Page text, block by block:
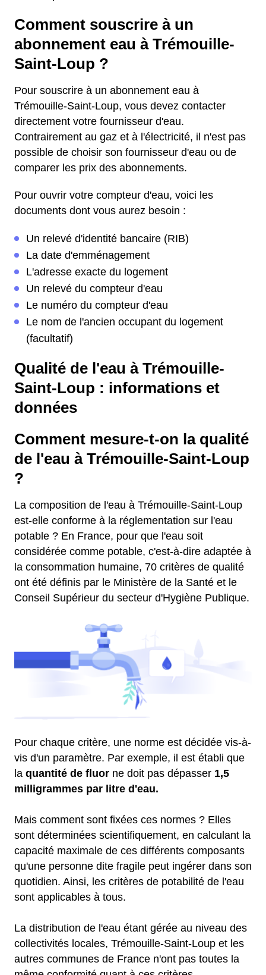
Comment souscrire à un
abonnement eau à Trémouille-
Saint-Loup ?
Pour souscrire à un abonnement eau à
Trémouille-Saint-Loup, vous devez contacter
directement votre fournisseur d'eau.
Contrairement au gaz et à l'électricité, il n'est pas
possible de choisir son fournisseur d'eau ou de
comparer les prix des abonnements.
Pour ouvrir votre compteur d'eau, voici les
documents dont vous aurez besoin :
Un relevé d'identité bancaire (RIB)
La date d'emménagement
L'adresse exacte du logement
Un relevé du compteur d'eau
Le numéro du compteur d'eau
Le nom de l'ancien occupant du logement
(facultatif)
Qualité de l'eau à Trémouille-
Saint-Loup : informations et
données
Comment mesure-t-on la qualité
de l'eau à Trémouille-Saint-Loup
?
La composition de l'eau à Trémouille-Saint-Loup
est-elle conforme à la réglementation sur l'eau
potable ? En France, pour que l'eau soit
considérée comme potable, c'est-à-dire adaptée à
la consommation humaine, 70 critères de qualité
ont été définis par le Ministère de la Santé et le
Conseil Supérieur du secteur d'Hygiène Publique.
Pour chaque critère, une norme est décidée vis-à-
vis d'un paramètre. Par exemple, il est établi que
la quantité de fluor ne doit pas dépasser 1,5
milligrammes par litre d'eau.
Mais comment sont fixées ces normes ? Elles
sont déterminées scientifiquement, en calculant la
capacité maximale de ces différents composants
qu'une personne dite fragile peut ingérer dans son
quotidien. Ainsi, les critères de potabilité de l'eau
sont applicables à tous.
La distribution de l'eau étant gérée au niveau des
collectivités locales, Trémouille-Saint-Loup et les
autres communes de France n'ont pas toutes la